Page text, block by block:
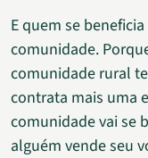
E quem se
comunidade.
comunidade rural
contrata mais uma
comunidade vai se
alguém vende seu